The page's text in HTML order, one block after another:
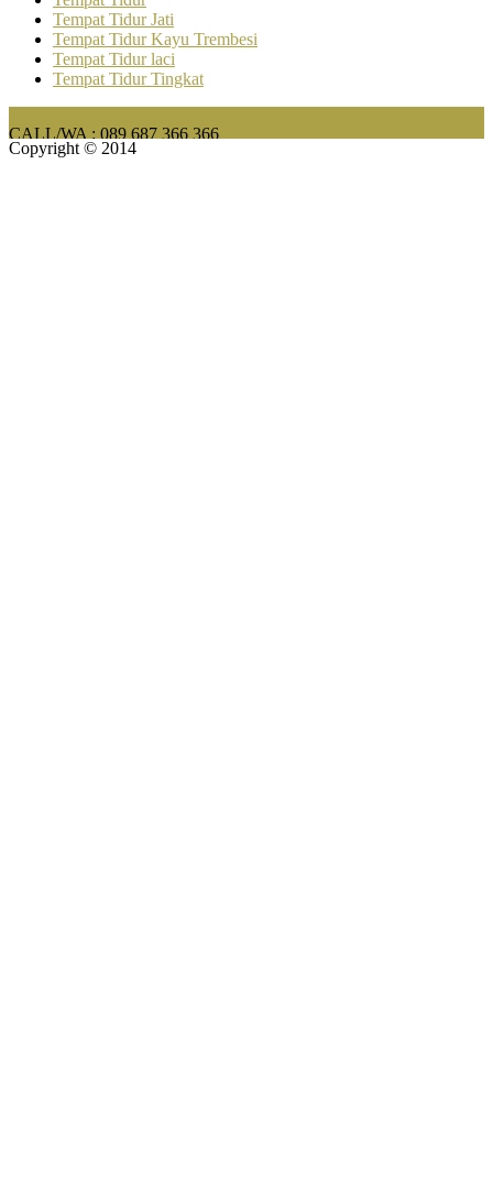
Tempat Tidur Jati
Tempat Tidur Kayu Trembesi
Tempat Tidur laci
Tempat Tidur Tingkat
CALL/WA : 089 687 366 366
FURNITURE BAR & CAFE MINIMALIS MODERN
Copyright © 2014